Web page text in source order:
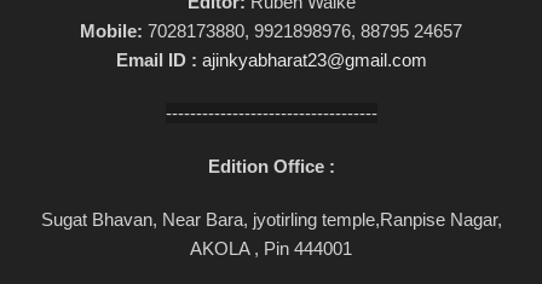
Mobile: 7028173880, 9921898976, 88795 24657
Email ID : ajinkyabharat23@gmail.com
-----------------------------------
Edition Office :
Sugat Bhavan, Near Bara, jyotirling temple,Ranpise Nagar,
AKOLA , Pin 444001